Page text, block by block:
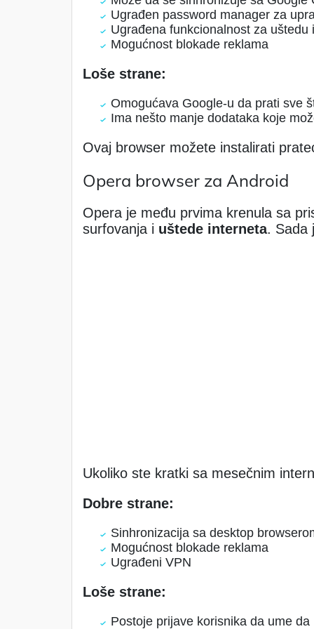
Ugrađen password manager za
Ugrađena funkcionalnost za uštedu
Mogućnost blokade reklama
Loše strane:
Omogućava Google-u da prati sve
Ima nešto manje dodataka koje
Ovaj browser možete instalirati
Opera browser za Android
Opera je među prvima krenula sa
surfovanja i uštede interneta. Sada
Ukoliko ste kratki sa mesečnim
Dobre strane:
Sinhronizacija sa desktop
Mogućnost blokade reklama
Ugrađeni VPN
Loše strane:
Postoje prijave korisnika da ume